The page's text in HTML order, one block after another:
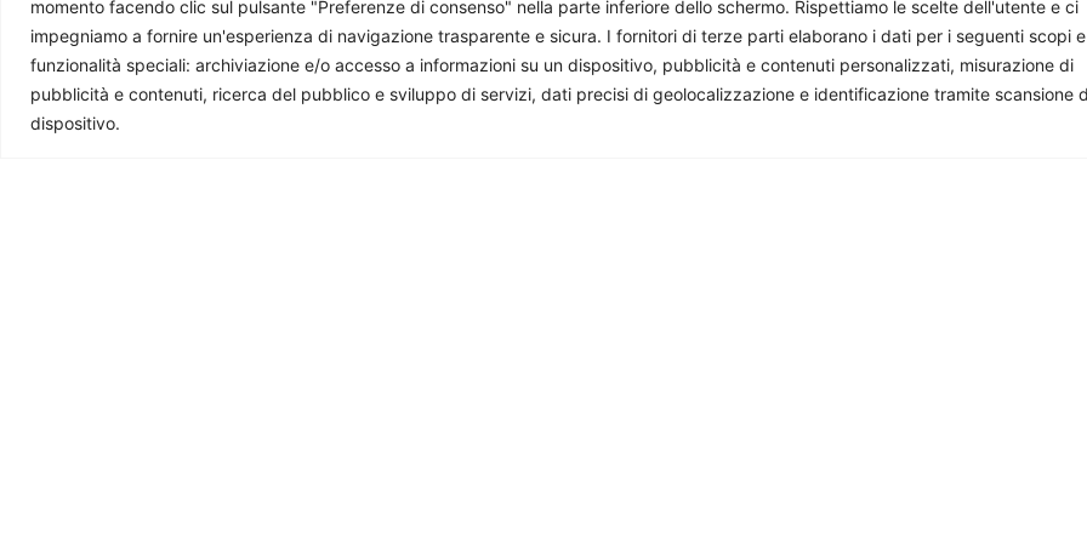
momento facendo clic sul pulsante "Preferenze di consenso" nella parte inferiore dello schermo. Rispettiamo le scelte dell'utente e ci
impegniamo a fornire un'esperienza di navigazione trasparente e sicura. I fornitori di terze parti elaborano i dati per i seguenti scopi e
funzionalità speciali: archiviazione e/o accesso a informazioni su un dispositivo, pubblicità e contenuti personalizzati, misurazione di
pubblicità e contenuti, ricerca del pubblico e sviluppo di servizi, dati precisi di geolocalizzazione e identificazione tramite scansione
dispositivo.
Ti potrebbe interessare